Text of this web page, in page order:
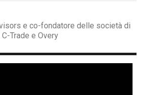
e co-fondatore delle società di
Trade e Overy